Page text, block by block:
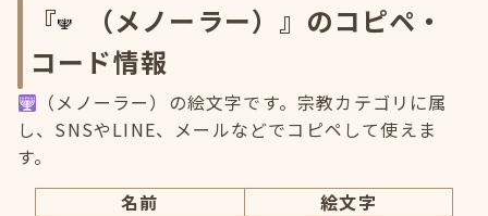
『
（メノーラー）』のコピペ・
コード情報
（メノーラー）の絵文字です。宗教カテゴリに属
し、SNSやLINE、メールなどでコピペして使えま
す。
名前
絵文字